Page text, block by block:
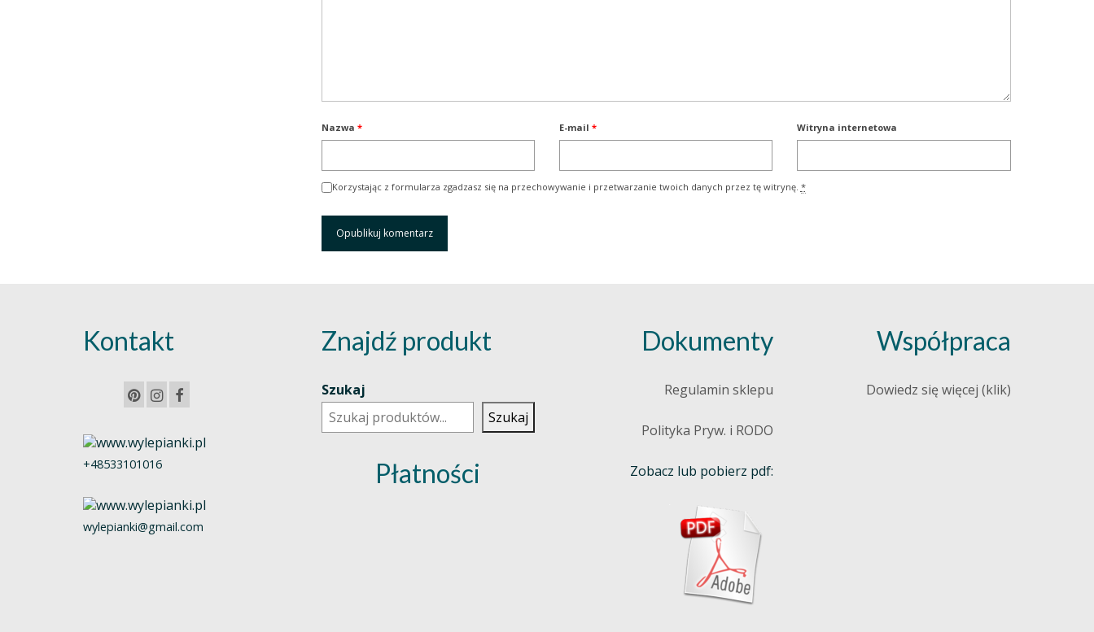
Nazwa * E-mail * Witryna internetowa
Korzystając z formularza zgadzasz się na przechowywanie i przetwarzanie twoich danych przez tę witrynę. *
Kontakt
+48533101016
wylepianki@gmail.com
Znajdź produkt
Szukaj
Szukaj
Płatności
Dokumenty
Regulamin sklepu
Polityka Pryw. i RODO
Zobacz lub pobierz pdf:
Współpraca
Dowiedz się więcej (klik)